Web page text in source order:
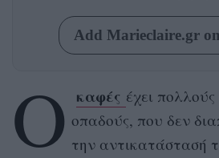
Add Marieclaire.gr
Ο καφές έχει
οπαδούς, που δεν
την αντικατάστασή